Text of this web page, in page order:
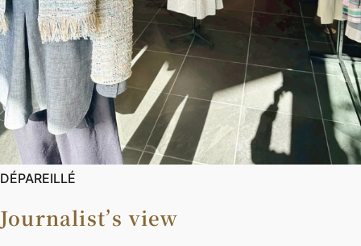
DÉPAREILLÉ
Journalist’s view